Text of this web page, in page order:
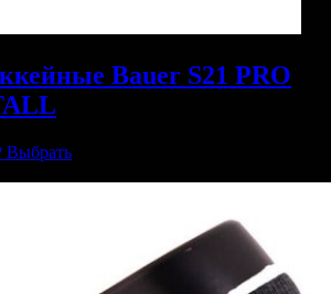
Bauer S21 PRO
Выбрать